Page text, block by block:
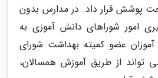
پوشش قرار داد. در مدارس بدون
امور شوراهای دانش آموزی به
عضو کمیته بهداشت شورای
تواند از طریق آموزش همسالان،